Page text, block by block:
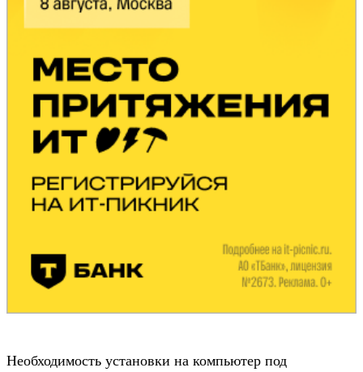
Необходимость установки на компьютер под